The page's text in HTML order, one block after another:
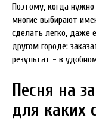
Поэтому, когда
многие выбирают
сделать легко, даже
другом городе:
результат - в
Песня на
для каких